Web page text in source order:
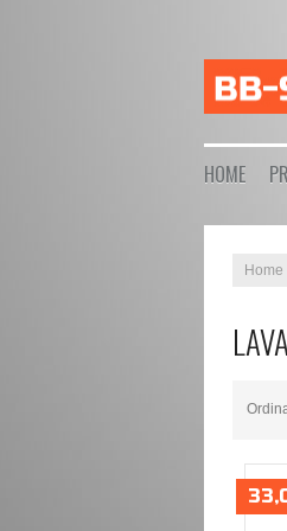
HOME
Home